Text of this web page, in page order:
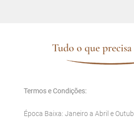
Tudo o que precisa
Termos e Condições:
Época Baixa: Janeiro a Abril e